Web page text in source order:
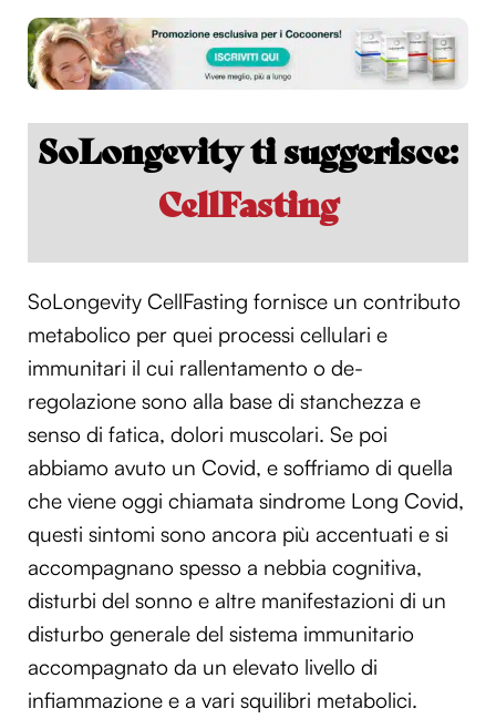
SoLongevity ti suggerisce:
CellFasting
SoLongevity CellFasting fornisce un contributo
metabolico per quei processi cellulari e
immunitari il cui rallentamento o de-
regolazione sono alla base di stanchezza e
senso di fatica, dolori muscolari. Se poi
abbiamo avuto un Covid, e soffriamo di quella
che viene oggi chiamata sindrome Long Covid,
questi sintomi sono ancora più accentuati e si
accompagnano spesso a nebbia cognitiva,
disturbi del sonno e altre manifestazioni di un
disturbo generale del sistema immunitario
accompagnato da un elevato livello di
infiammazione e a vari squilibri metabolici.